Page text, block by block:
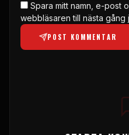
Spara mitt namn, e-post
webbläsaren till nästa gång
POST KOMMENTAR